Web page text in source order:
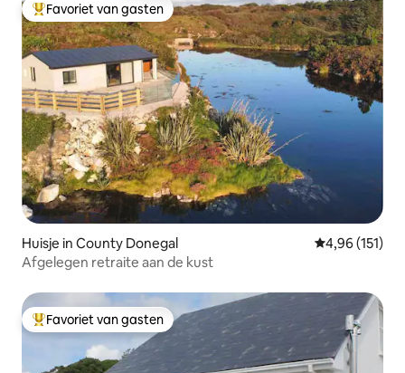
Topfavoriet van gasten
Favoriet van gasten
Huisje in County Donegal Gemiddelde
4,96 (151)
Afgelegen retraite aan de kust
Topfavoriet van gasten
Favoriet van gasten